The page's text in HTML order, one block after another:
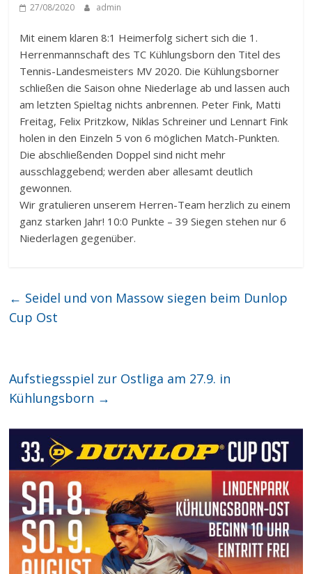
27/08/2020 admin
Mit einem klaren 8:1 Heimerfolg sichert sich die 1.
Herrenmannschaft des TC Kühlungsborn den Titel des
Tennis-Landesmeisters MV 2020. Die Kühlungsborner
schließen die Saison ohne Niederlage ab und lassen auch
am letzten Spieltag nichts anbrennen. Peter Fink, Matti
Freitag, Felix Pritzkow, Niklas Schreiner und Lennart Fink
holen in den Einzeln 5 von 6 möglichen Match-Punkten.
Die abschließenden Doppel sind nicht mehr
ausschlaggebend; werden aber allesamt deutlich
gewonnen.
Wir gratulieren unserem Herren-Team herzlich zu einem
ganz starken Jahr! 10:0 Punkte – 39 Siegen stehen nur 6
Niederlagen gegenüber.
← Seidel und von Massow siegen beim Dunlop
Cup Ost
Aufstiegsspiel zur Ostliga am 27.9. in
Kühlungsborn →